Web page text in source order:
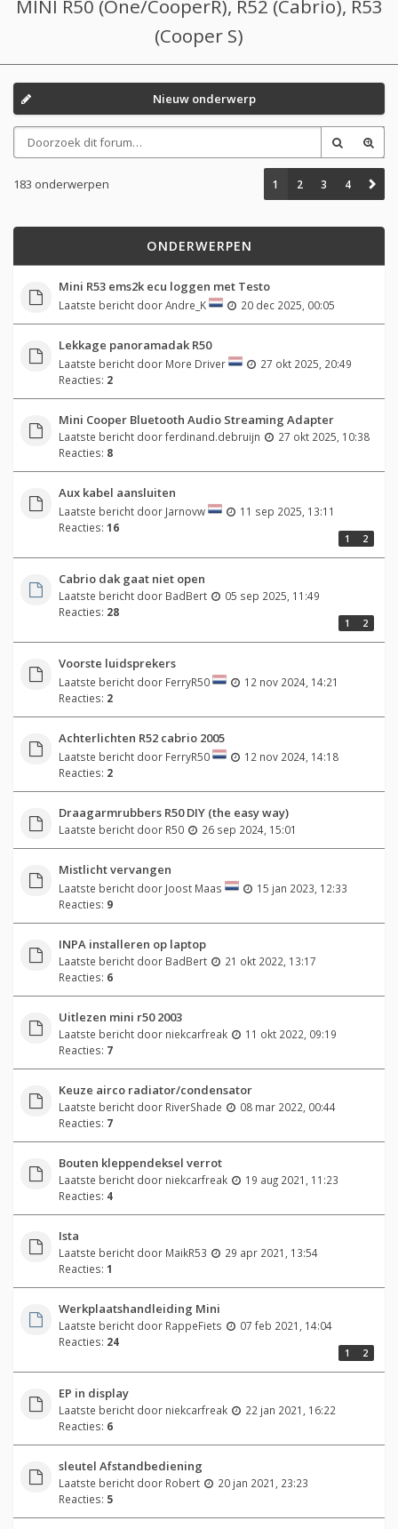
MINI R50 (One/CooperR), R52 (Cabrio), R53
(Cooper S)
Nieuw onderwerp
183 onderwerpen 1 2 3 4
ONDERWERPEN
Mini R53 ems2k ecu loggen met Testo
Laatste bericht doorAndre_K 20 dec 2025, 00:05
Lekkage panoramadak R50
Laatste bericht door More Driver
27 okt 2025, 20:49
Reacties: 2
Mini Cooper Bluetooth Audio Streaming Adapter
Laatste bericht doorferdinand.debruijn
27 okt 2025, 10:38
Reacties: 8
Aux kabel aansluiten
Laatste bericht door Jarnovw
11 sep 2025, 13:11
Reacties: 16
1 2
Cabrio dak gaat niet open
Laatste bericht door BadBert
05 sep 2025, 11:49
Reacties: 28
1 2
Voorste luidsprekers
Laatste bericht door FerryR50
12 nov 2024, 14:21
Reacties: 2
Achterlichten R52 cabrio 2005
Laatste bericht door FerryR50
12 nov 2024, 14:18
Reacties: 2
Draagarmrubbers R50 DIY (the easy way)
Laatste bericht door R50 26 sep 2024, 15:01
Mistlicht vervangen
Laatste bericht door Joost Maas
15 jan 2023, 12:33
Reacties: 9
INPA installeren op laptop
Laatste bericht door BadBert
21 okt 2022, 13:17
Reacties: 6
Uitlezen mini r50 2003
Laatste bericht door niekcarfreak
11 okt 2022, 09:19
Reacties: 7
Keuze airco radiator/condensator
Laatste bericht door RiverShade
08 mar 2022, 00:44
Reacties: 7
Bouten kleppendeksel verrot
Laatste bericht door niekcarfreak
19 aug 2021, 11:23
Reacties: 4
Ista
Laatste bericht door MaikR53
29 apr 2021, 13:54
Reacties: 1
Werkplaatshandleiding Mini
Laatste bericht door RappeFiets
07 feb 2021, 14:04
Reacties: 24
1 2
EP in display
Laatste bericht door niekcarfreak
22 jan 2021, 16:22
Reacties: 6
sleutel Afstandbediening
Laatste bericht door Robert
20 jan 2021, 23:23
Reacties: 5